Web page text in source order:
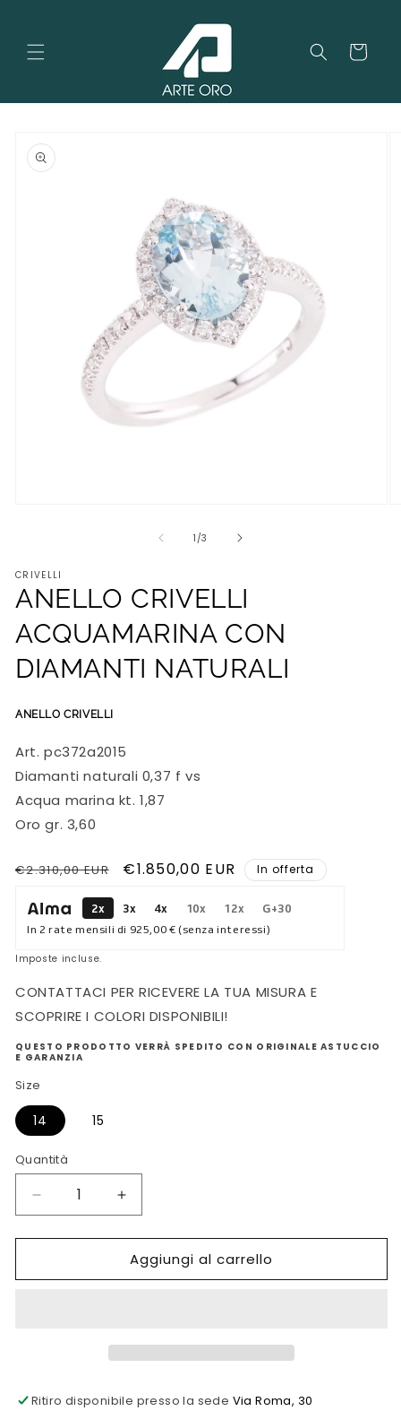
Carrello
informazioni
sul
prodotto
finestra
modale
1 /su
3
CRIVELLI
ANELLO CRIVELLI
ACQUAMARINA CON
DIAMANTI NATURALI
ANELLO CRIVELLI
Art. pc372a2015
Diamanti naturali 0,37 f vs
Acqua marina kt. 1,87
Oro gr. 3,60
Prezzo
listino
€2.310,00 EUR
Prezzo
€1.850,00 EUR In offerta
2x 3x 4x 10x 12x
G+30
In 2 rate mensili di 925,00 € (senza interessi)
Imposte incluse.
CONTATTACI PER RICEVERE LA TUA MISURA E
SCOPRIRE I COLORI DISPONIBILI!
QUESTO PRODOTTO VERRÀ SPEDITO CON ORIGINALE ASTUCCIO
E GARANZIA
Size
14 15
Quantità
Diminuisci
quantità
per
CRIVELLI
Aumenta
quantità
per
ANELLO
CRIVELLI
Aggiungi al carrello
Ritiro disponibile presso la sede Via Roma, 30